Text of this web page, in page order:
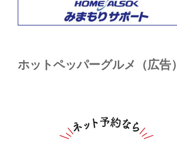
ホットペッパーグルメ（広告）